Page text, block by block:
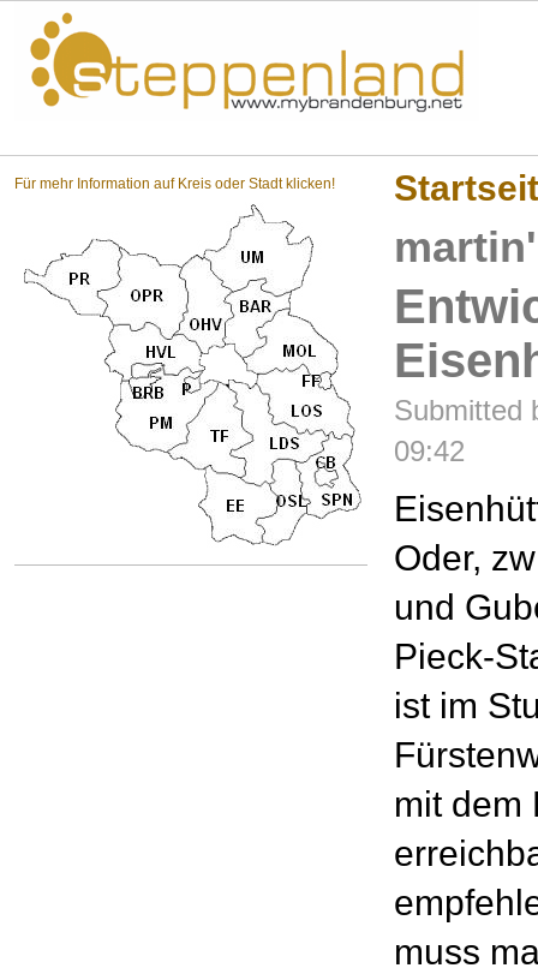
Für mehr Information auf Kreis oder Stadt klicken!
Submitted
09:42
Oder,
und
Pieck-
ist im
mit dem
muss